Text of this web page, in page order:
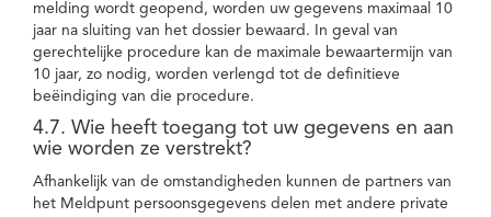
melding wordt geopend, worden uw gegevens maximaal 10
jaar na sluiting van het dossier bewaard. In geval van
gerechtelijke procedure kan de maximale bewaartermijn van
10 jaar, zo nodig, worden verlengd tot de definitieve
beëindiging van die procedure.
4.7. Wie heeft toegang tot uw gegevens en aan
wie worden ze verstrekt?
Afhankelijk van de omstandigheden kunnen de partners van
het Meldpunt persoonsgegevens delen met andere private